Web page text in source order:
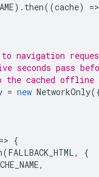
). then((cache) =>
navigation
pass
cached offline
= new NetworkOnly
=> {
(FALLBACK_HTML,
{
,